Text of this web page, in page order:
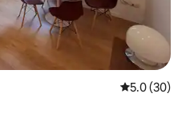
Calificación
5.0 (30)